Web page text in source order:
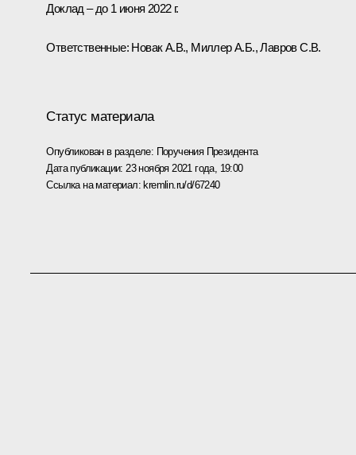
Доклад – до 1 июня 2022 г.
Ответственные: Новак А.В., Миллер А.Б., Лавров С.В.
Статус материала
Опубликован в разделе: Поручения Президента
Дата публикации: 23 ноября 2021 года, 19:00
Ссылка на материал: kremlin.ru/d/67240